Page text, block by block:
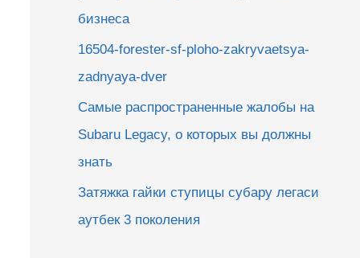
бизнеса
16504-forester-sf-ploho-zakryvaetsya-
zadnyaya-dver
Самые распространенные жалобы на
Subaru Legacy, о которых вы должны
знать
Затяжка гайки ступицы субару легаси
аутбек 3 поколения